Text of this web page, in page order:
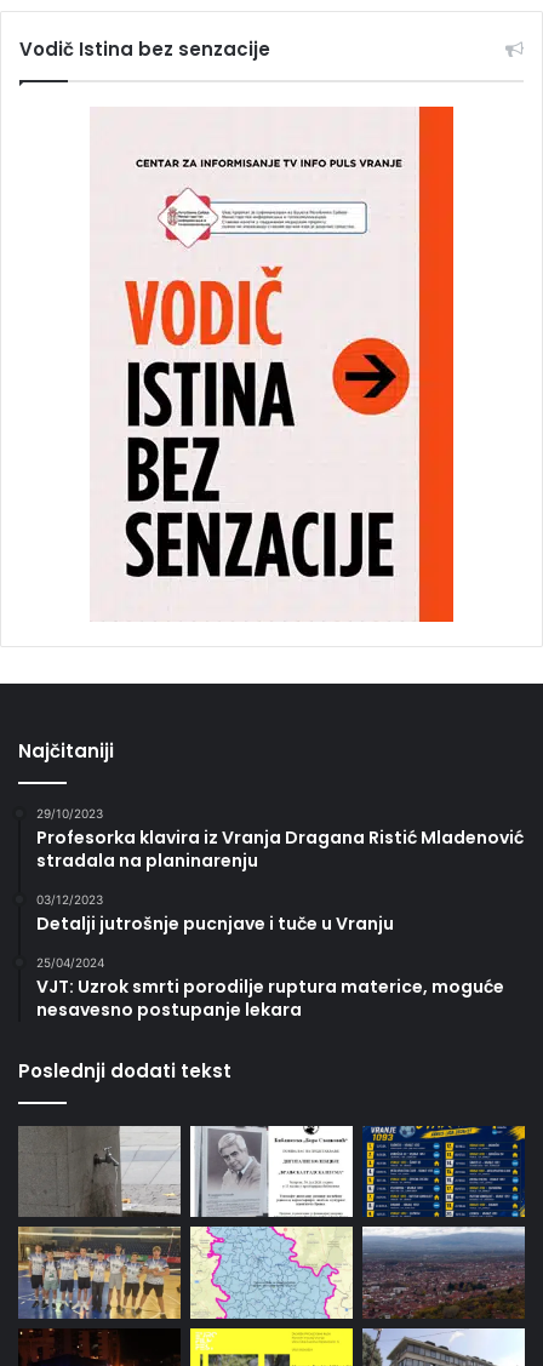
Vodič Istina bez senzacije
Najčitaniji
29/10/2023
Profesorka klavira iz Vranja Dragana Ristić Mladenović
stradala na planinarenju
03/12/2023
Detalji jutrošnje pucnjave i tuče u Vranju
25/04/2024
VJT: Uzrok smrti porodilje ruptura materice, moguće
nesavesno postupanje lekara
Poslednji dodati tekst